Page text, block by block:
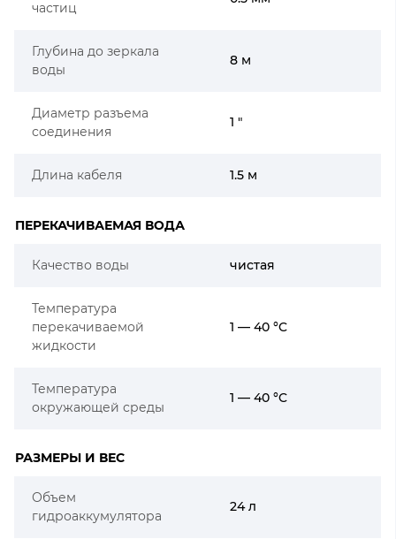
частиц
Глубина до зеркала
воды
8 м
Диаметр разъема
соединения
1 "
Длина кабеля 1.5 м
ПЕРЕКАЧИВАЕМАЯ ВОДА
Качество воды чистая
Температура
перекачиваемой
жидкости
1 — 40 °C
Температура
окружающей среды
1 — 40 °C
РАЗМЕРЫ И ВЕС
Объем
гидроаккумулятора
24 л